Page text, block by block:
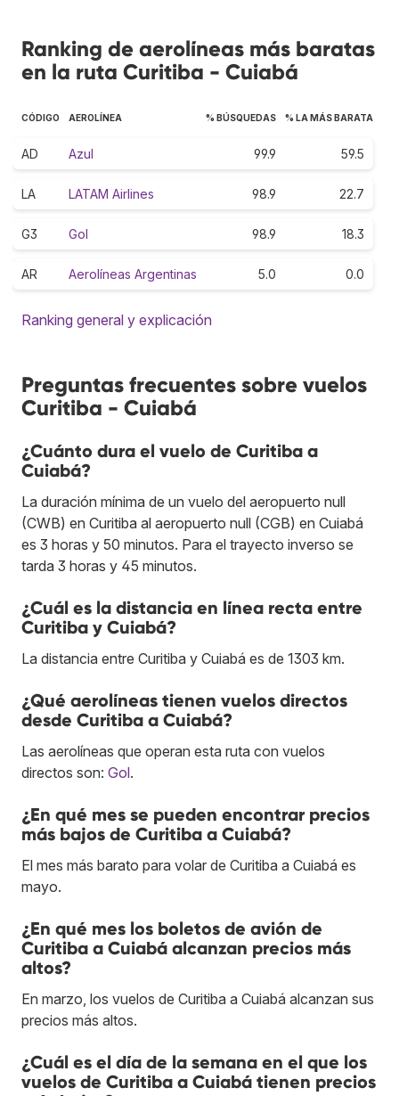
Ranking de aerolíneas más baratas
en la ruta Curitiba - Cuiabá
CÓDIGO AEROLÍNEA % BÚSQUEDAS % LA MÁS BARATA
AD Azul 99.9 59.5
LA LATAM Airlines 98.9 22.7
G3 Gol 98.9 18.3
AR Aerolíneas Argentinas 5.0 0.0
Ranking general y explicación
Preguntas frecuentes sobre vuelos
Curitiba - Cuiabá
¿Cuánto dura el vuelo de Curitiba a
Cuiabá?
La duración mínima de un vuelo del aeropuerto null
(CWB) en Curitiba al aeropuerto null (CGB) en Cuiabá
es 3 horas y 50 minutos. Para el trayecto inverso se
tarda 3 horas y 45 minutos.
¿Cuál es la distancia en línea recta entre
Curitiba y Cuiabá?
La distancia entre Curitiba y Cuiabá es de 1303 km.
¿Qué aerolíneas tienen vuelos directos
desde Curitiba a Cuiabá?
Las aerolíneas que operan esta ruta con vuelos
directos son: Gol.
¿En qué mes se pueden encontrar precios
más bajos de Curitiba a Cuiabá?
El mes más barato para volar de Curitiba a Cuiabá es
mayo.
¿En qué mes los boletos de avión de
Curitiba a Cuiabá alcanzan precios más
altos?
En marzo, los vuelos de Curitiba a Cuiabá alcanzan sus
precios más altos.
¿Cuál es el día de la semana en el que los
vuelos de Curitiba a Cuiabá tienen precios